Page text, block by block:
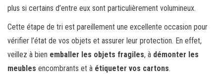
plus si certains d’entre eux sont particulièrement volumineux.
Cette étape de tri est pareillement une excellente occasion pour
vérifier l’état de vos objets et assurer leur protection. En effet,
veillez à bien emballer les objets fragiles, à démonter les
meubles encombrants et à étiqueter vos cartons.